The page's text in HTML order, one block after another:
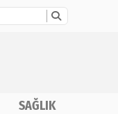
SAĞLIK